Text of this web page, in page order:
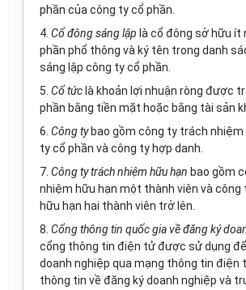
phần của công ty cổ phần.
4. Cổ đông sáng lập là cổ đông sở hữu ít
phần phổ thông và ký tên trong danh
sáng lập công ty cổ phần.
5. Cổ tức là khoản lợi nhuận ròng được
phần bằng tiền mặt hoặc bằng tài sản
6. Công tybao gồm công ty trách nhiệm
ty cổ phần và công ty hợp danh.
7. Công ty trách nhiệm hữu hạn bao gồm
nhiệm hữu hạn một thành viên và
hữu hạn hai thành viên trở lên.
8. Cổng thông tin quốc giavề đăng ký
cổng thông tin điện tử được sử dụng
doanh nghiệp qua mạng thông tin điện
thông tin về đăng ký doanh nghiệp và